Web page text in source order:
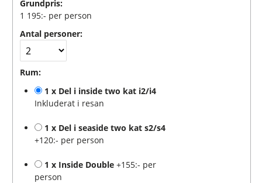
Grundpris:
1 195:- per person
Antal personer:
Rum:
1 x Del i inside two kat i2/i4
Inkluderat i resan
1 x Del i seaside two kat s2/s4
+120:- per person
1 x Inside Double +155:- per
person